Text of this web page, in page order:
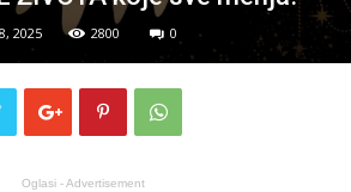
2025 2800 0
Oglasi - Advertisement